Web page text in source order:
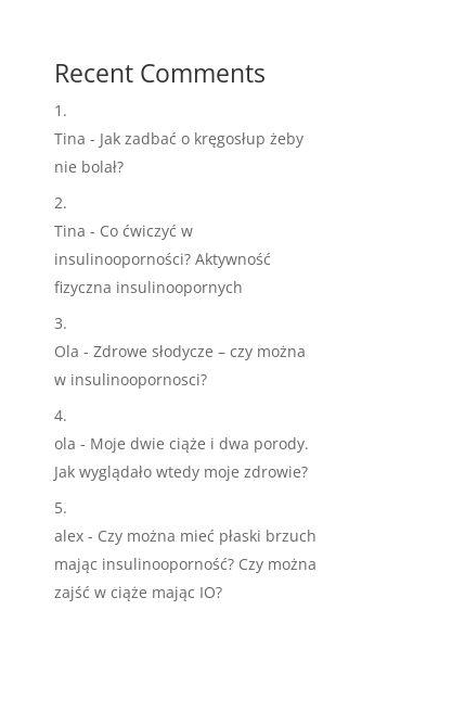
Recent Comments
Tina - Jak zadbać o kręgosłup żeby
nie bolał?
Tina - Co ćwiczyć w
insulinooporności? Aktywność
fizyczna insulinoopornych
Ola - Zdrowe słodycze – czy można
w insulinoopornosci?
ola - Moje dwie ciąże i dwa porody.
Jak wyglądało wtedy moje zdrowie?
alex- Czy można mieć płaski brzuch
mając insulinooporność? Czy można
zajść w ciąże mając IO?